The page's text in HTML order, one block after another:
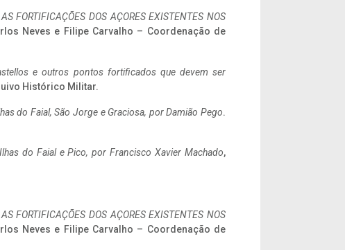
FORTIFICAÇÕES DOS AÇORES EXISTENTES NOS
Neves e Filipe Carvalho – Coordenação de
e outros pontos fortificados que devem ser
Histórico Militar.
do Faial, São Jorge e Graciosa, por Damião Pego.
do Faial e Pico, por Francisco Xavier Machado,
FORTIFICAÇÕES DOS AÇORES EXISTENTES NOS
Neves e Filipe Carvalho – Coordenação de